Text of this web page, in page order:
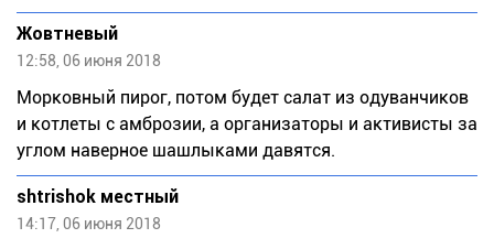
Жовтневый
12:58, 06 июня 2018
Морковный пирог, потом будет салат из одуванчиков
и котлеты с амброзии, а организаторы и активисты за
углом наверное шашлыками давятся.
shtrishok местный
14:17, 06 июня 2018